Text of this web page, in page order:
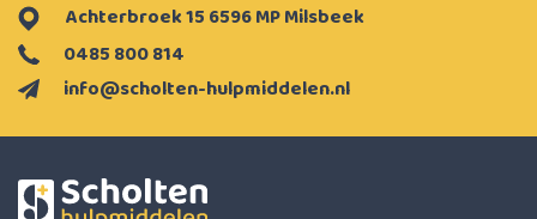
info@scholten-hulpmiddelen.nl
0485 800 814
Achterbroek 15 6596 MP Milsbeek